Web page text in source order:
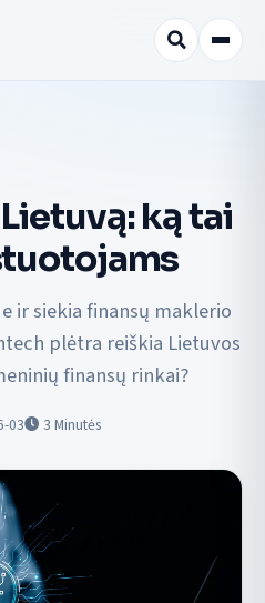
ką tai
ir siekia finansų maklerio
plėtra reiškia Lietuvos
finansų rinkai?
03 3 Minutės